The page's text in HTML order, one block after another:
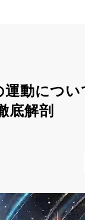
運動につ
底解剖